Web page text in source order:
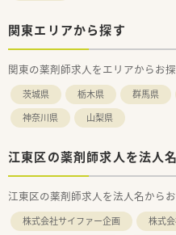
関東エリアから探す
関東の薬剤師求人をエリアからお
茨城県 栃木県 群馬県
神奈川県
山梨県
江東区の薬剤師求人を法人
江東区の薬剤師求人を法人名から
株式会社サイファー企画 株式